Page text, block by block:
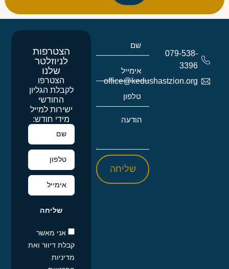
079-538-
3396
office@kedushastzion.org
שליחה
הצטרפות
לניוזלטר
שלנו
הצטרפו
לקבלת הגליון
החודשי
ישירות למייל
מידי חודש:
אני מאשר
קבלת דיוור ואת
מדיניות
שליחה